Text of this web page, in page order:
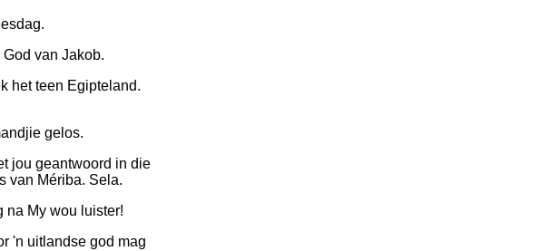
van Jakob.
het teen Egipteland.
gelos.
jou geantwoord in die
van Mériba. Sela.
na My wou luister!
'n uitlandse god mag